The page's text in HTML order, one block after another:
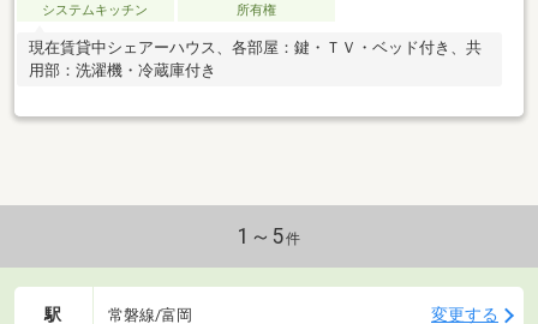
システムキッチン 所有権
現在賃貸中シェアーハウス、各部屋：鍵・ＴＶ・ベッド付き、共
用部：洗濯機・冷蔵庫付き
1～5件
駅 常磐線/富岡 変更する